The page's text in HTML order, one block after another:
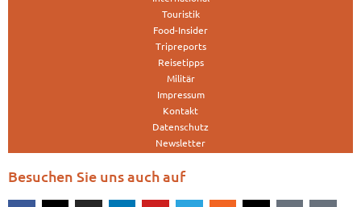
Touristik
Food-Insider
Tripreports
Reisetipps
Militär
Impressum
Kontakt
Datenschutz
Newsletter
Besuchen Sie uns auch auf